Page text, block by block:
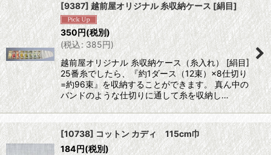
[9387] 越前屋オリジナル 糸収納ケース [絹目]
350円(税別)
(税込: 385円)
越前屋オリジナル 糸収納ケース（糸入れ） [絹目]
25番糸でしたら、『約1ダース（12束）×8仕切り
=約96束』を収納することができます。 真ん中の
バンドのような仕切りに通して糸を収納し…
[10738] コットン カディ 115cm巾
184円(税別)